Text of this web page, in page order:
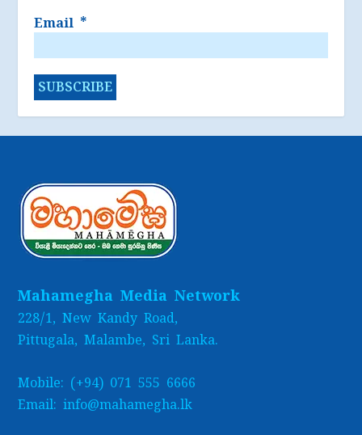
Email *
Mahamegha Media Network
228/1, New Kandy Road,
Pittugala, Malambe, Sri Lanka.
Mobile: (+94) 071 555 6666
Email: info@mahamegha.lk